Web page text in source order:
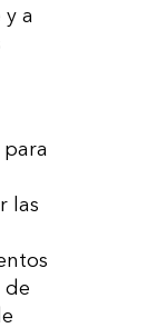
a
para
las
de